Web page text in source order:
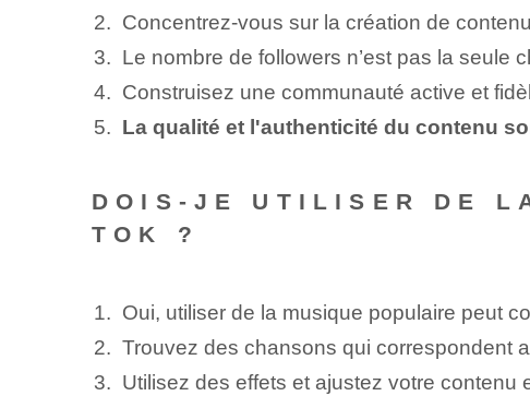
Concentrez-vous sur la création de
Le nombre de followers n’est pas la seule
Construisez une communauté active et
La qualité et l'authenticité du contenu
DOIS-JE UTILISER DE
TOK ?
Oui, utiliser de la musique populaire peut
Trouvez des chansons qui correspondent
Utilisez des effets et ⁤ajustez votre